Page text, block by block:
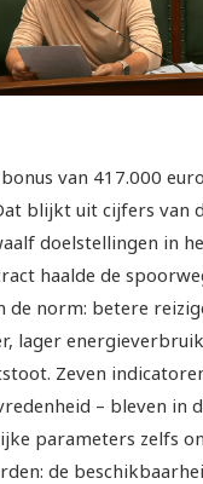
van 417.000
blijkt uit cijfers van
doelstellingen in
haalde de
de norm: betere
lager
Zeven
– bleven in
parameters zelfs
de